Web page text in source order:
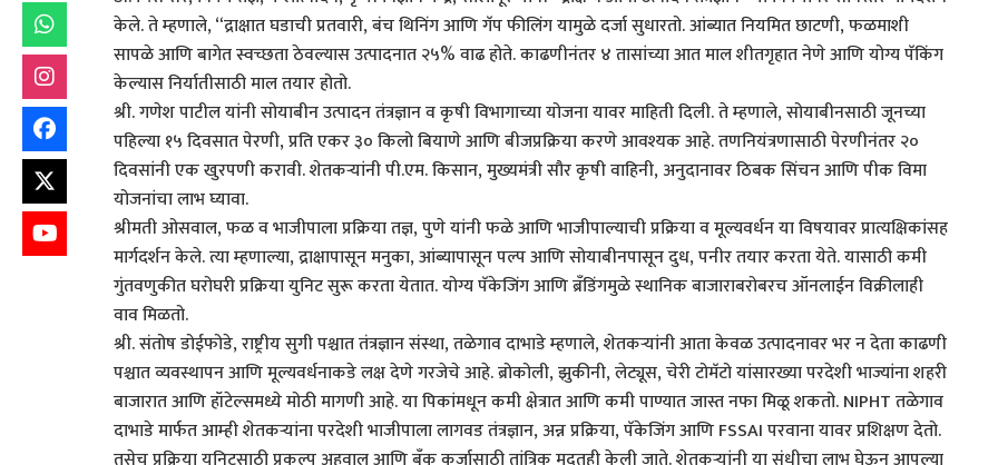
केले. ते म्हणाले, “द्राक्षात घडाची प्रतवारी, बंच थिनिंग आणि गॅप फीलिंग यामुळे दर्जा सुधारतो. आंब्यात नियमित छाटणी, फळमाशी
सापळे आणि बागेत स्वच्छता ठेवल्यास उत्पादनात २५% वाढ होते. काढणीनंतर ४ तासांच्या आत माल शीतगृहात नेणे आणि योग्य पॅकिंग
केल्यास निर्यातीसाठी माल तयार होतो.
श्री. गणेश पाटील यांनी सोयाबीन उत्पादन तंत्रज्ञान व कृषी विभागाच्या योजना यावर माहिती दिली. ते म्हणाले, सोयाबीनसाठी जूनच्या
पहिल्या १५ दिवसात पेरणी, प्रति एकर ३० किलो बियाणे आणि बीजप्रक्रिया करणे आवश्यक आहे. तणनियंत्रणासाठी पेरणीनंतर २०
दिवसांनी एक खुरपणी करावी. शेतकऱ्यांनी पी.एम. किसान, मुख्यमंत्री सौर कृषी वाहिनी, अनुदानावर ठिबक सिंचन आणि पीक विमा
योजनांचा लाभ घ्यावा.
श्रीमती ओसवाल, फळ व भाजीपाला प्रक्रिया तज्ञ, पुणे यांनी फळे आणि भाजीपाल्याची प्रक्रिया व मूल्यवर्धन या विषयावर प्रात्यक्षिकांसह
मार्गदर्शन केले. त्या म्हणाल्या, द्राक्षापासून मनुका, आंब्यापासून पल्प आणि सोयाबीनपासून दुध, पनीर तयार करता येते. यासाठी कमी
गुंतवणुकीत घरोघरी प्रक्रिया युनिट सुरू करता येतात. योग्य पॅकेजिंग आणि ब्रँडिंगमुळे स्थानिक बाजाराबरोबरच ऑनलाईन विक्रीलाही
वाव मिळतो.
श्री. संतोष डोईफोडे, राष्ट्रीय सुगी पश्चात तंत्रज्ञान संस्था, तळेगाव दाभाडे म्हणाले, शेतकऱ्यांनी आता केवळ उत्पादनावर भर न देता काढणी
पश्चात व्यवस्थापन आणि मूल्यवर्धनाकडे लक्ष देणे गरजेचे आहे. ब्रोकोली, झुकीनी, लेट्यूस, चेरी टोमॅटो यांसारख्या परदेशी भाज्यांना शहरी
बाजारात आणि हॉटेल्समध्ये मोठी मागणी आहे. या पिकांमधून कमी क्षेत्रात आणि कमी पाण्यात जास्त नफा मिळू शकतो. NIPHT तळेगाव
दाभाडे मार्फत आम्ही शेतकऱ्यांना परदेशी भाजीपाला लागवड तंत्रज्ञान, अन्न प्रक्रिया, पॅकेजिंग आणि FSSAI परवाना यावर प्रशिक्षण देतो.